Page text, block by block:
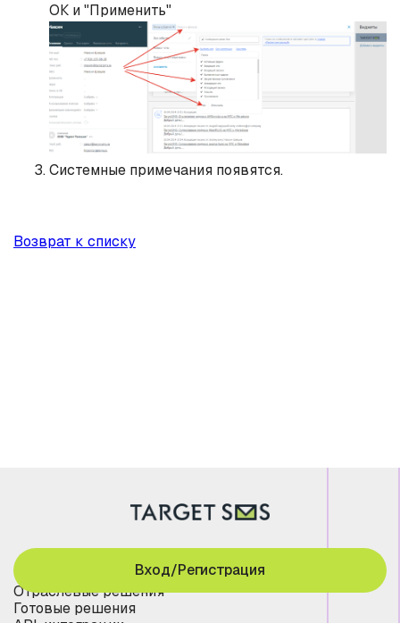
ОК и "Применить"
Системные примечания появятся.
Возврат к списку
Отраслевые решения
Готовые решения
Вход/Регистрация